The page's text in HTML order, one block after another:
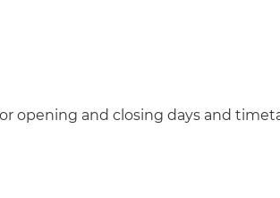
opening and closing days and